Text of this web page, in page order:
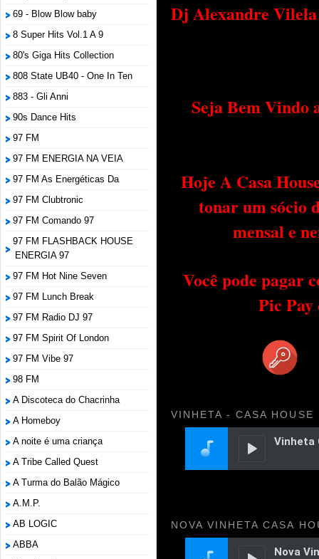
69 - Blow Blow baby
8 Super Hits Vol.1 A 9
80's Giga Hits Collection
808 State UB40 - One In Ten
883 - Gli Anni
90s Dance Hits
97 FM
97 FM ENERGIA NA VEIA
97 FM As Energéticas Da
97 FM Clubtronic
97 FM Comando 97
97 FM FLASHBACK HOUSE
ENERGIA 97
97 FM Hot Nine Seven
97 FM Lunch Break
97 FM Radio DJ 97
97 FM Spirit Of London
97 FM Vibe 97
98 FM
A Discoteca do Chacrinha
A Homeboy
A noite é uma criança
A Tribe Called Quest
A Turma do Balão Mágico
A.M.P.
AB LOGIC
ABBA
Dj Alexandre Vilela
Seja Bem Vindo
Hoje A Casa
tonar um sócio
mensal e
Você pode pagar
Pic
VINHETA - CASA HOUSE
NOVA VINHETA CASA